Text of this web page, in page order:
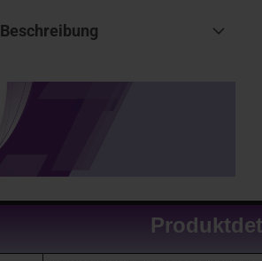
Beschreibung